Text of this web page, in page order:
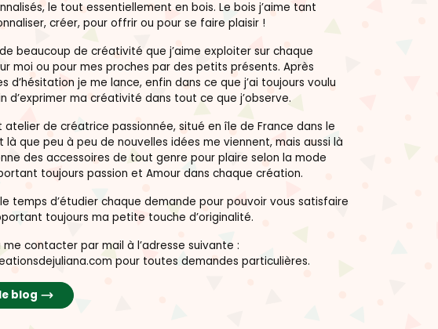
le tout essentiellement en bois. Le bois j’aime tant
créer, pour offrir ou pour se faire plaisir !
beaucoup de créativité que j’aime exploiter sur chaque
moi ou pour mes proches par des petits présents. Après
d’hésitation je me lance, enfin dans ce que j’ai toujours voulu
d’exprimer ma créativité dans tout ce que j’observe.
atelier de créatrice passionnée, situé en île de France dans le
là que peu à peu de nouvelles idées me viennent, mais aussi là
des accessoires de tout genre pour plaire selon la mode
toujours passion et Amour dans chaque création.
temps d’étudier chaque demande pour pouvoir vous satisfaire
toujours ma petite touche d’originalité.
me contacter par mail à l’adresse suivante :
pour toutes demandes particulières.
blog